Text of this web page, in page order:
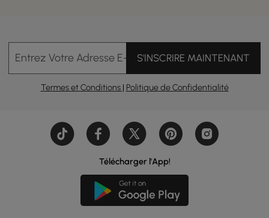
Entrez Votre Adresse E-mailS'INSCRIRE MAINTENANT
Termes et Conditions | Politique de Confidentialité
Télécharger l'App!